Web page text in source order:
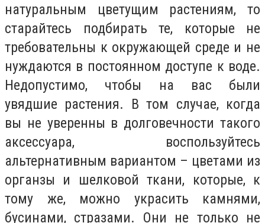
натуральным цветущим растениям, то
старайтесь подбирать те, которые не
требовательны к окружающей среде и не
нуждаются в постоянном доступе к воде.
Недопустимо, чтобы на вас были
увядшие растения. В том случае, когда
вы не уверенны в долговечности такого
аксессуара, воспользуйтесь
альтернативным вариантом – цветами из
органзы и шелковой ткани, которые, к
тому же, можно украсить камнями,
бусинами, стразами. Они не только не